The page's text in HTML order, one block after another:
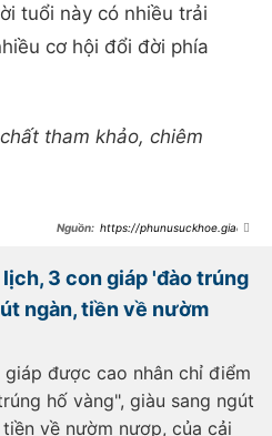
tuổi này có nhiều trải
cơ hội đổi đời phía
tham khảo, chiêm
https://phunusuckhoe.giadin
2982024-3-con-giap-nhan-no-loc-
troi-tien-tai-ve-ay-tui-may-man-
697404.html
3 con giáp 'đào trúng
ngàn, tiền về nườm
giáp được cao nhân chỉ điểm
hố vàng", giàu sang ngút
tiền về nườm nượp, của cải